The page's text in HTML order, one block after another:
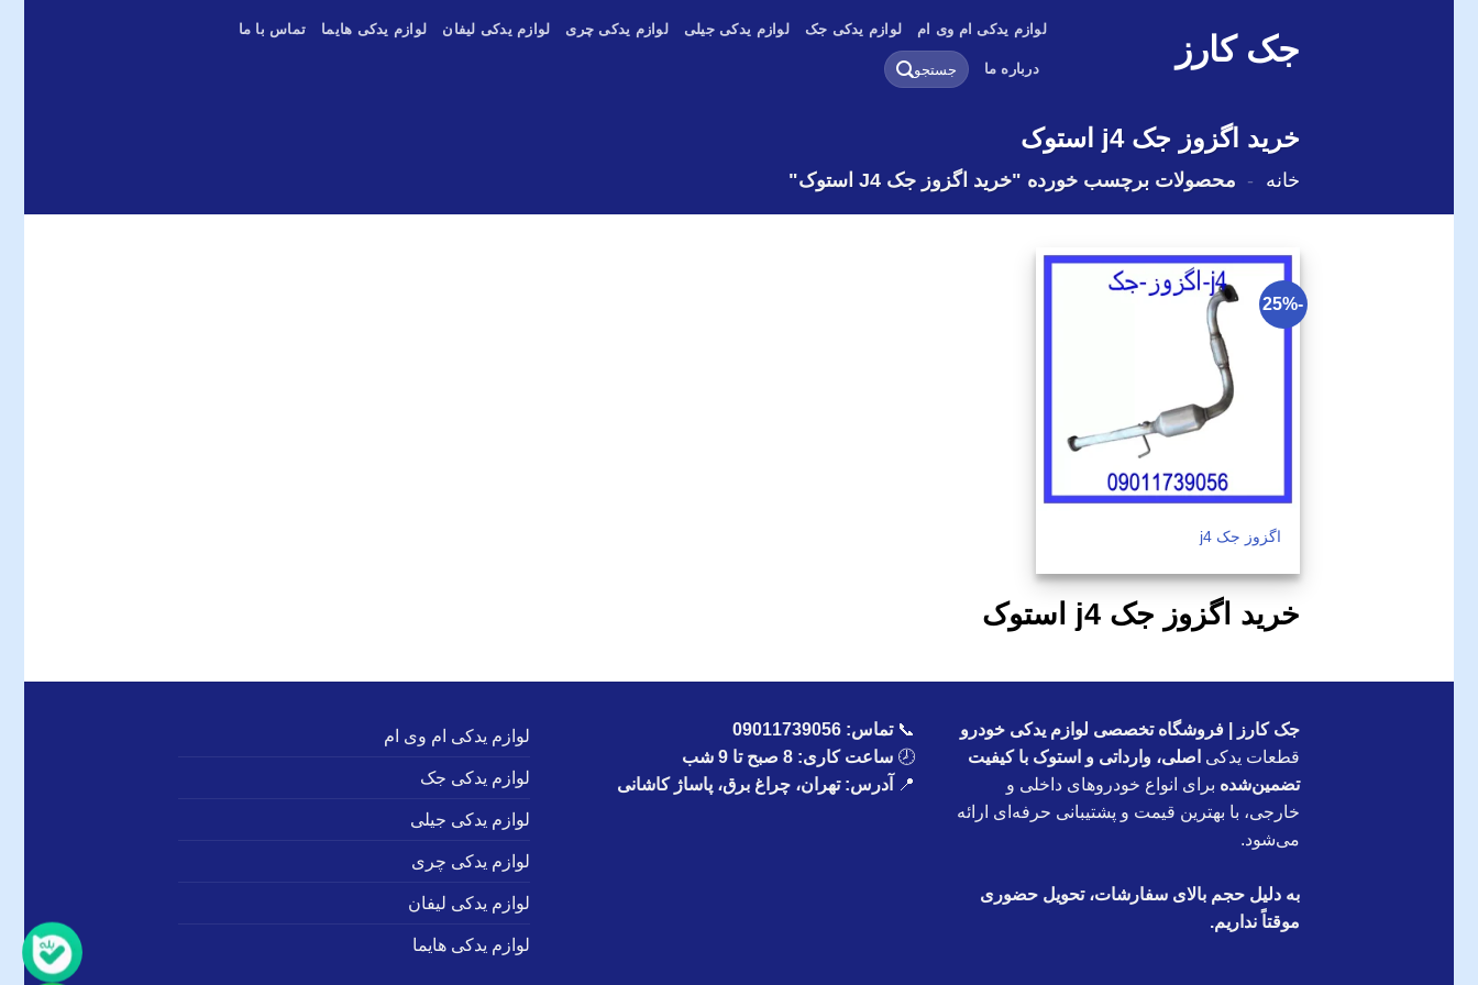
جک کارز
لوازم یدکی ام وی ام لوازم یدکی جک لوازم یدکی جیلی لوازم یدکی چری لوازم یدکی لیفان لوازم یدکی هایما تماس با ما
درباره ما
جستجو
برای:
خرید اگزوز جک j4 استوک
خانه - محصولات برچسب خورده "خرید اگزوز جک J4 استوک"
-25%
اگزوز جک j4
خرید اگزوز جک j4 استوک
جک کارز | فروشگاه تخصصی لوازم یدکی خودرو
قطعات یدکی اصلی، وارداتی و استوک با کیفیت
تضمین‌شده برای انواع خودروهای داخلی و
خارجی، با بهترین قیمت و پشتیبانی حرفه‌ای ارائه
می‌شود.
به دلیل حجم بالای سفارشات، تحویل حضوری
موقتاً نداریم.
📞تماس: 09011739056
🕗 ساعت کاری: 8 صبح تا 9 شب
📍
آدرس: تهران، چراغ برق، پاساژ کاشانی
لوازم یدکی ام وی ام
لوازم یدکی جک
لوازم یدکی جیلی
لوازم یدکی چری
لوازم یدکی لیفان
لوازم یدکی هایما